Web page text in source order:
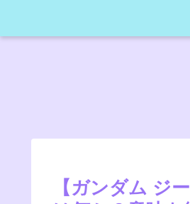
【ガンダム ジ